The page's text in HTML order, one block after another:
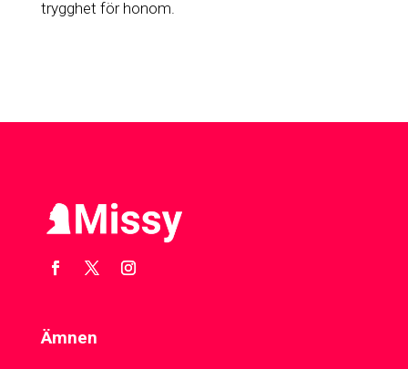
trygghet för honom.
Ämnen